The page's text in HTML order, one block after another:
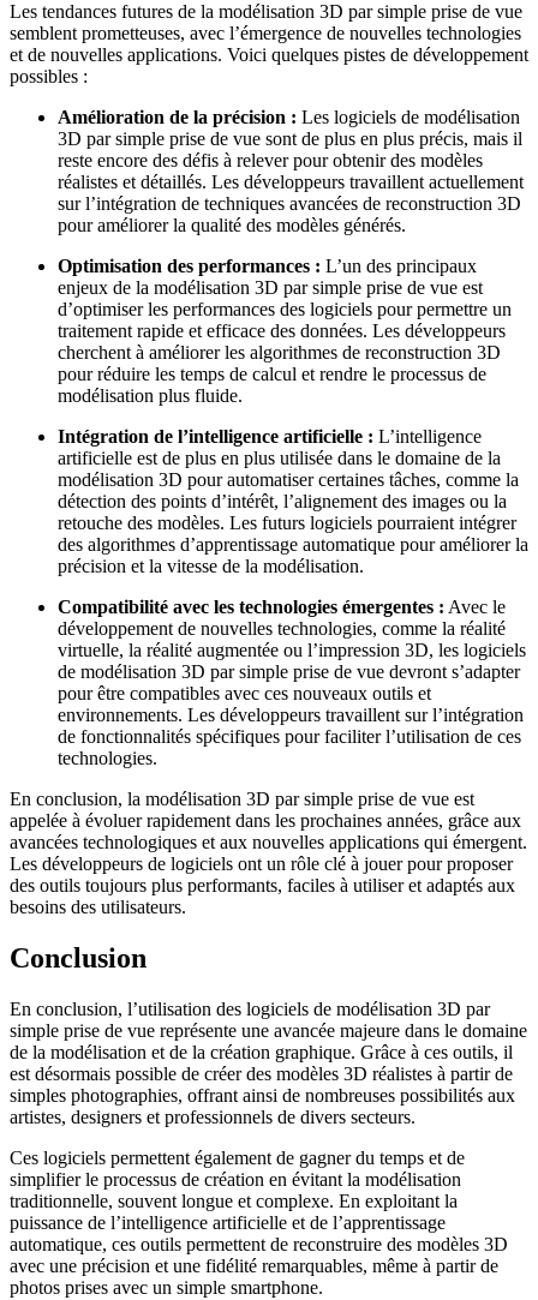
Les tendances futures de la modélisation 3D par simple prise de vue
semblent prometteuses, avec l’émergence de nouvelles technologies
et de nouvelles applications. Voici quelques pistes de développement
possibles :
Amélioration de la précision : Les logiciels de modélisation
3D par simple prise de vue sont de plus en plus précis, mais il
reste encore des défis à relever pour obtenir des modèles
réalistes et détaillés. Les développeurs travaillent actuellement
sur l’intégration de techniques avancées de reconstruction 3D
pour améliorer la qualité des modèles générés.
Optimisation des performances : L’un des principaux
enjeux de la modélisation 3D par simple prise de vue est
d’optimiser les performances des logiciels pour permettre un
traitement rapide et efficace des données. Les développeurs
cherchent à améliorer les algorithmes de reconstruction 3D
pour réduire les temps de calcul et rendre le processus de
modélisation plus fluide.
Intégration de l’intelligence artificielle : L’intelligence
artificielle est de plus en plus utilisée dans le domaine de la
modélisation 3D pour automatiser certaines tâches, comme la
détection des points d’intérêt, l’alignement des images ou la
retouche des modèles. Les futurs logiciels pourraient intégrer
des algorithmes d’apprentissage automatique pour améliorer la
précision et la vitesse de la modélisation.
Compatibilité avec les technologies émergentes : Avec le
développement de nouvelles technologies, comme la réalité
virtuelle, la réalité augmentée ou l’impression 3D, les logiciels
de modélisation 3D par simple prise de vue devront s’adapter
pour être compatibles avec ces nouveaux outils et
environnements. Les développeurs travaillent sur l’intégration
de fonctionnalités spécifiques pour faciliter l’utilisation de ces
technologies.
En conclusion, la modélisation 3D par simple prise de vue est
appelée à évoluer rapidement dans les prochaines années, grâce aux
avancées technologiques et aux nouvelles applications qui émergent.
Les développeurs de logiciels ont un rôle clé à jouer pour proposer
des outils toujours plus performants, faciles à utiliser et adaptés aux
besoins des utilisateurs.
Conclusion
En conclusion, l’utilisation des logiciels de modélisation 3D par
simple prise de vue représente une avancée majeure dans le domaine
de la modélisation et de la création graphique. Grâce à ces outils, il
est désormais possible de créer des modèles 3D réalistes à partir de
simples photographies, offrant ainsi de nombreuses possibilités aux
artistes, designers et professionnels de divers secteurs.
Ces logiciels permettent également de gagner du temps et de
simplifier le processus de création en évitant la modélisation
traditionnelle, souvent longue et complexe. En exploitant la
puissance de l’intelligence artificielle et de l’apprentissage
automatique, ces outils permettent de reconstruire des modèles 3D
avec une précision et une fidélité remarquables, même à partir de
photos prises avec un simple smartphone.